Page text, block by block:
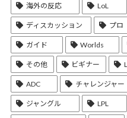
海外の反応 LoL
ディスカッション プロ
ガイド Worlds
その他 ビギナー
ADC チャレンジャー
ジャングル LPL